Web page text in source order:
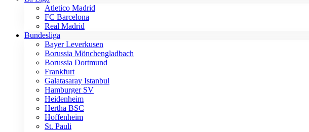
Atletico Madrid
FC Barcelona
Real Madrid
Bundesliga
Bayer Leverkusen
Borussia Mönchengladbach
Borussia Dortmund
Frankfurt
Galatasaray Istanbul
Hamburger SV
Heidenheim
Hertha BSC
Hoffenheim
St. Pauli